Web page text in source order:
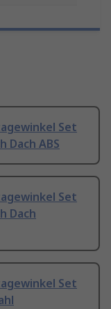
Set
Dach ABS
Set
Dach
Set